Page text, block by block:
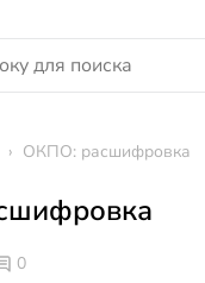
› ОКПО: расшифровка
0